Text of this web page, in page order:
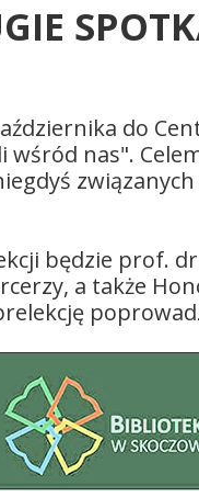
do
nas".
będzie prof.
a także